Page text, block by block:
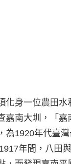
化身一位農田水
嘉南大圳，「嘉
為1920年代臺
年間，八田